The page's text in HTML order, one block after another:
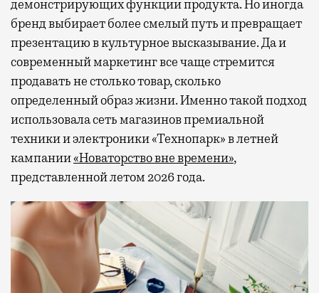
демонстрирующих функции продукта. Но иногда
бренд выбирает более смелый путь и превращает
презентацию в культурное высказывание. Да и
современный маркетинг все чаще стремится
продавать не столько товар, сколько
определенный образ жизни. Именно такой подход
использовала сеть магазинов премиальной
техники и электроники «Технопарк» в летней
кампании«Новаторство вне времени»,
представленной летом 2026 года.